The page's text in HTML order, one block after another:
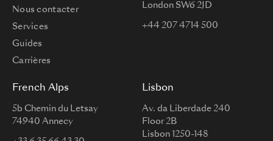
Nous contacter
Services
Guides
Carrières
London SW6 2JD
+44 207 4714 500
French Alps
5b Chemin du Letsay
74940 Annecy
Lisbon
Av. da Liberdade 240
Floor 2B
Lisbon 1250-148